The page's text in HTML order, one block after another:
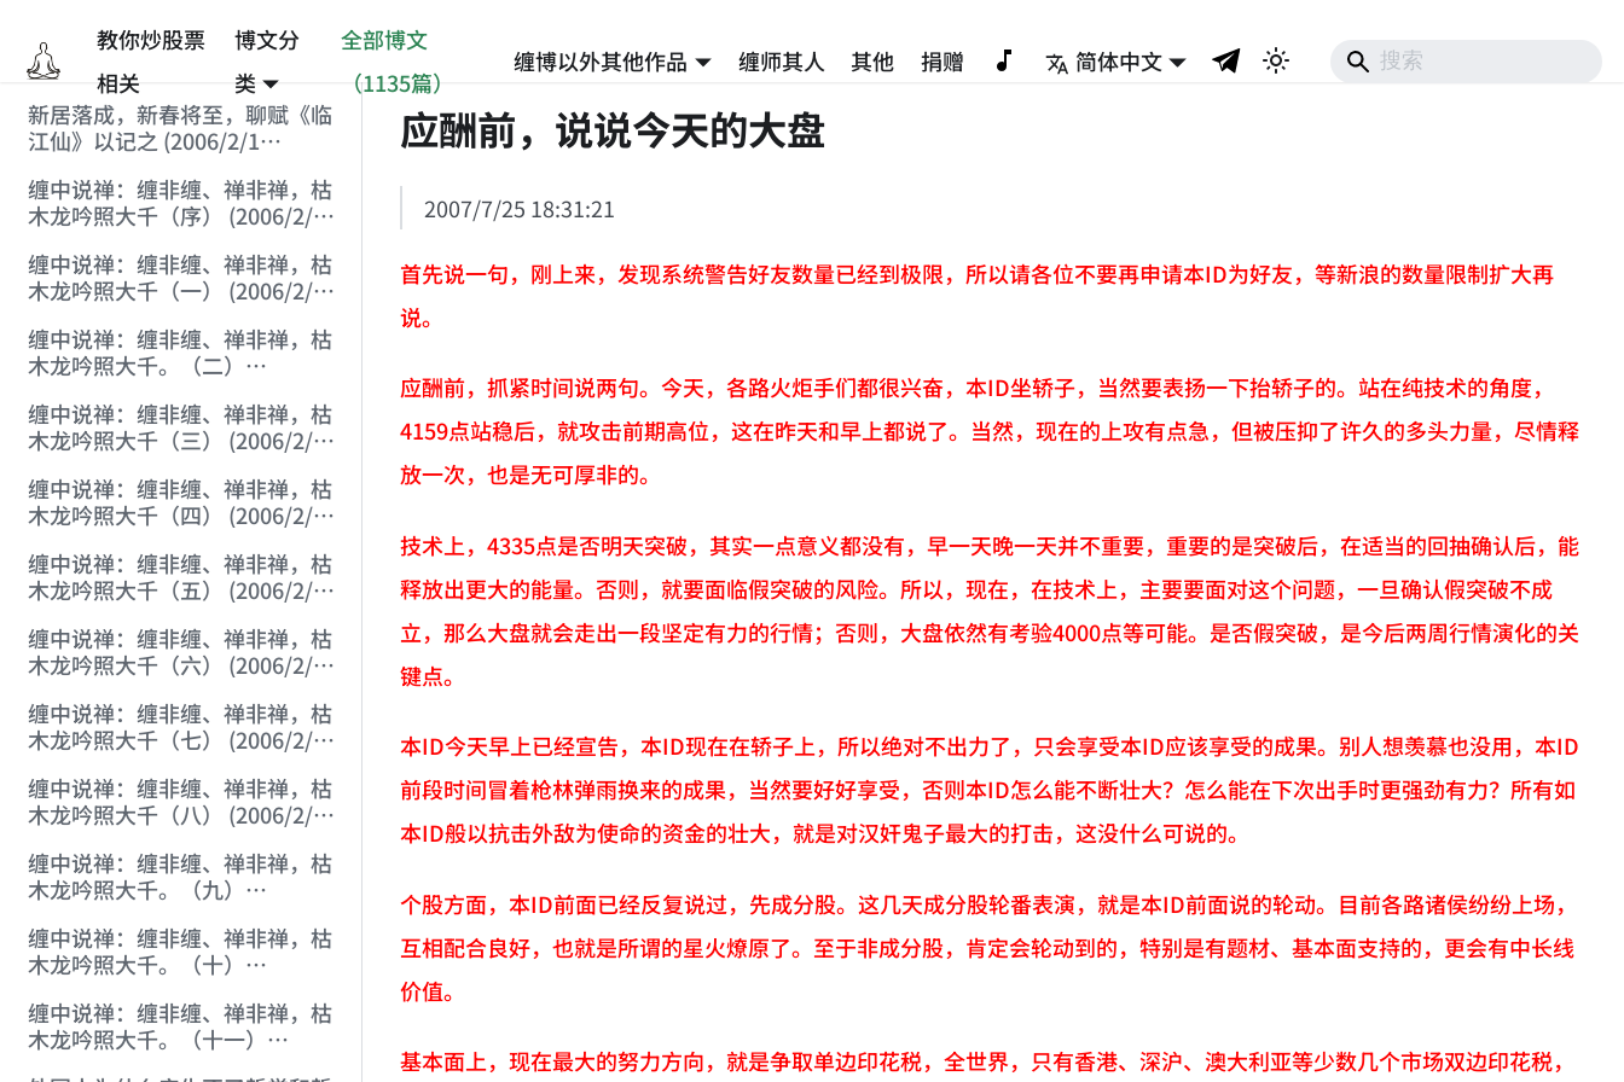
教你炒股票
相关
博文分
类
全部博文
（1135篇）
缠博以外其他作品 缠师其人 其他 捐赠
简体中文
新居落成，新春将至，聊赋《临
江仙》以记之 (2006/2/1
缠中说禅：缠非缠、禅非禅，枯
木龙吟照大千（序） (2006/2/1
缠中说禅：缠非缠、禅非禅，枯
木龙吟照大千（一） (2006/2/1
缠中说禅：缠非缠、禅非禅，枯
木龙吟照大千。（二）
缠中说禅：缠非缠、禅非禅，枯
木龙吟照大千（三） (2006/2/1
缠中说禅：缠非缠、禅非禅，枯
木龙吟照大千（四） (2006/2/1
缠中说禅：缠非缠、禅非禅，枯
木龙吟照大千（五） (2006/2/2
缠中说禅：缠非缠、禅非禅，枯
木龙吟照大千（六） (2006/2/2
缠中说禅：缠非缠、禅非禅，枯
木龙吟照大千（七） (2006/2/2
缠中说禅：缠非缠、禅非禅，枯
木龙吟照大千（八） (2006/2/2
缠中说禅：缠非缠、禅非禅，枯
木龙吟照大千。（九）
缠中说禅：缠非缠、禅非禅，枯
木龙吟照大千。（十）
缠中说禅：缠非缠、禅非禅，枯
木龙吟照大千。（十一）
应酬前，说说今天的大盘
2007/7/25 18:31:21
首先说一句，刚上来，发现系统警告好友数量已经到极限，所以请各位不要再申请本ID为好友，等新浪的数量限制扩大再
说。
应酬前，抓紧时间说两句。今天，各路火炬手们都很兴奋，本ID坐轿子，当然要表扬一下抬轿子的。站在纯技术的角度，
4159点站稳后，就攻击前期高位，这在昨天和早上都说了。当然，现在的上攻有点急，但被压抑了许久的多头力量，尽情释
放一次，也是无可厚非的。
技术上，4335点是否明天突破，其实一点意义都没有，早一天晚一天并不重要，重要的是突破后，在适当的回抽确认后，能
释放出更大的能量。否则，就要面临假突破的风险。所以，现在，在技术上，主要要面对这个问题，一旦确认假突破不成
立，那么大盘就会走出一段坚定有力的行情；否则，大盘依然有考验4000点等可能。是否假突破，是今后两周行情演化的关
键点。
本ID今天早上已经宣告，本ID现在在轿子上，所以绝对不出力了，只会享受本ID应该享受的成果。别人想羡慕也没用，本ID
前段时间冒着枪林弹雨换来的成果，当然要好好享受，否则本ID怎么能不断壮大？怎么能在下次出手时更强劲有力？所有如
本ID般以抗击外敌为使命的资金的壮大，就是对汉奸鬼子最大的打击，这没什么可说的。
个股方面，本ID前面已经反复说过，先成分股。这几天成分股轮番表演，就是本ID前面说的轮动。目前各路诸侯纷纷上场，
互相配合良好，也就是所谓的星火燎原了。至于非成分股，肯定会轮动到的，特别是有题材、基本面支持的，更会有中长线
价值。
基本面上，现在最大的努力方向，就是争取单边印花税，全世界，只有香港、深沪、澳大利亚等少数几个市场双边印花税，